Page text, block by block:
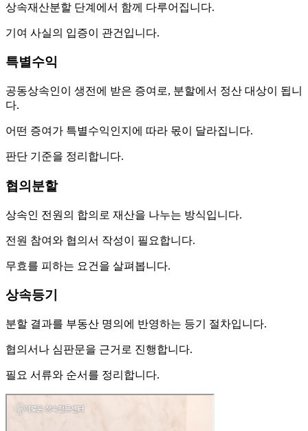
상속재산분할 단계에서 함께 다루어집니다.
기여 사실의 입증이 관건입니다.
특별수익
공동상속인이 생전에 받은 증여로, 분할에서 정산 대상이 됩니
다.
어떤 증여가 특별수익인지에 따라 몫이 달라집니다.
판단 기준을 정리합니다.
협의분할
상속인 전원의 합의로 재산을 나누는 방식입니다.
전원 참여와 협의서 작성이 필요합니다.
무효를 피하는 요건을 살펴봅니다.
상속등기
분할 결과를 부동산 명의에 반영하는 등기 절차입니다.
협의서나 심판문을 근거로 진행합니다.
필요 서류와 순서를 정리합니다.